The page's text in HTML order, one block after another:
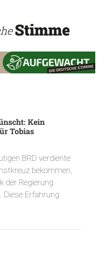
Kein
Tobias
BRD verdiente
bekommen,
der Regierung
Erfahrung